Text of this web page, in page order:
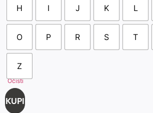
H I J K L
O P R S T
Z
Očisti
KUPI